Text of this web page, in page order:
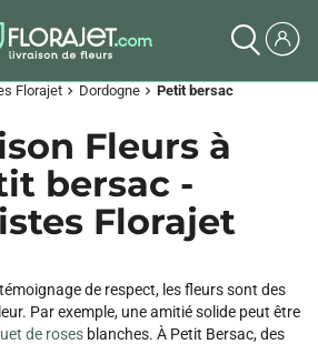
Florajet chevron_right Dordogne chevron_right Petit bersac
Fleurs à
bersac -
Florajet
de respect, les fleurs sont des
Par exemple, une amitié solide peut être
de rosesblanches. À Petit Bersac, des